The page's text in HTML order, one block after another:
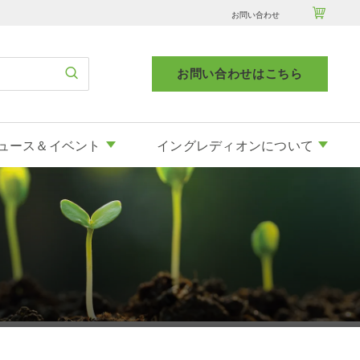
お問い合わせ 
お問い合わせはこちら
ース＆イベント イングレディオンについて